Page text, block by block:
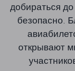
добираться
безопасно.
открывают